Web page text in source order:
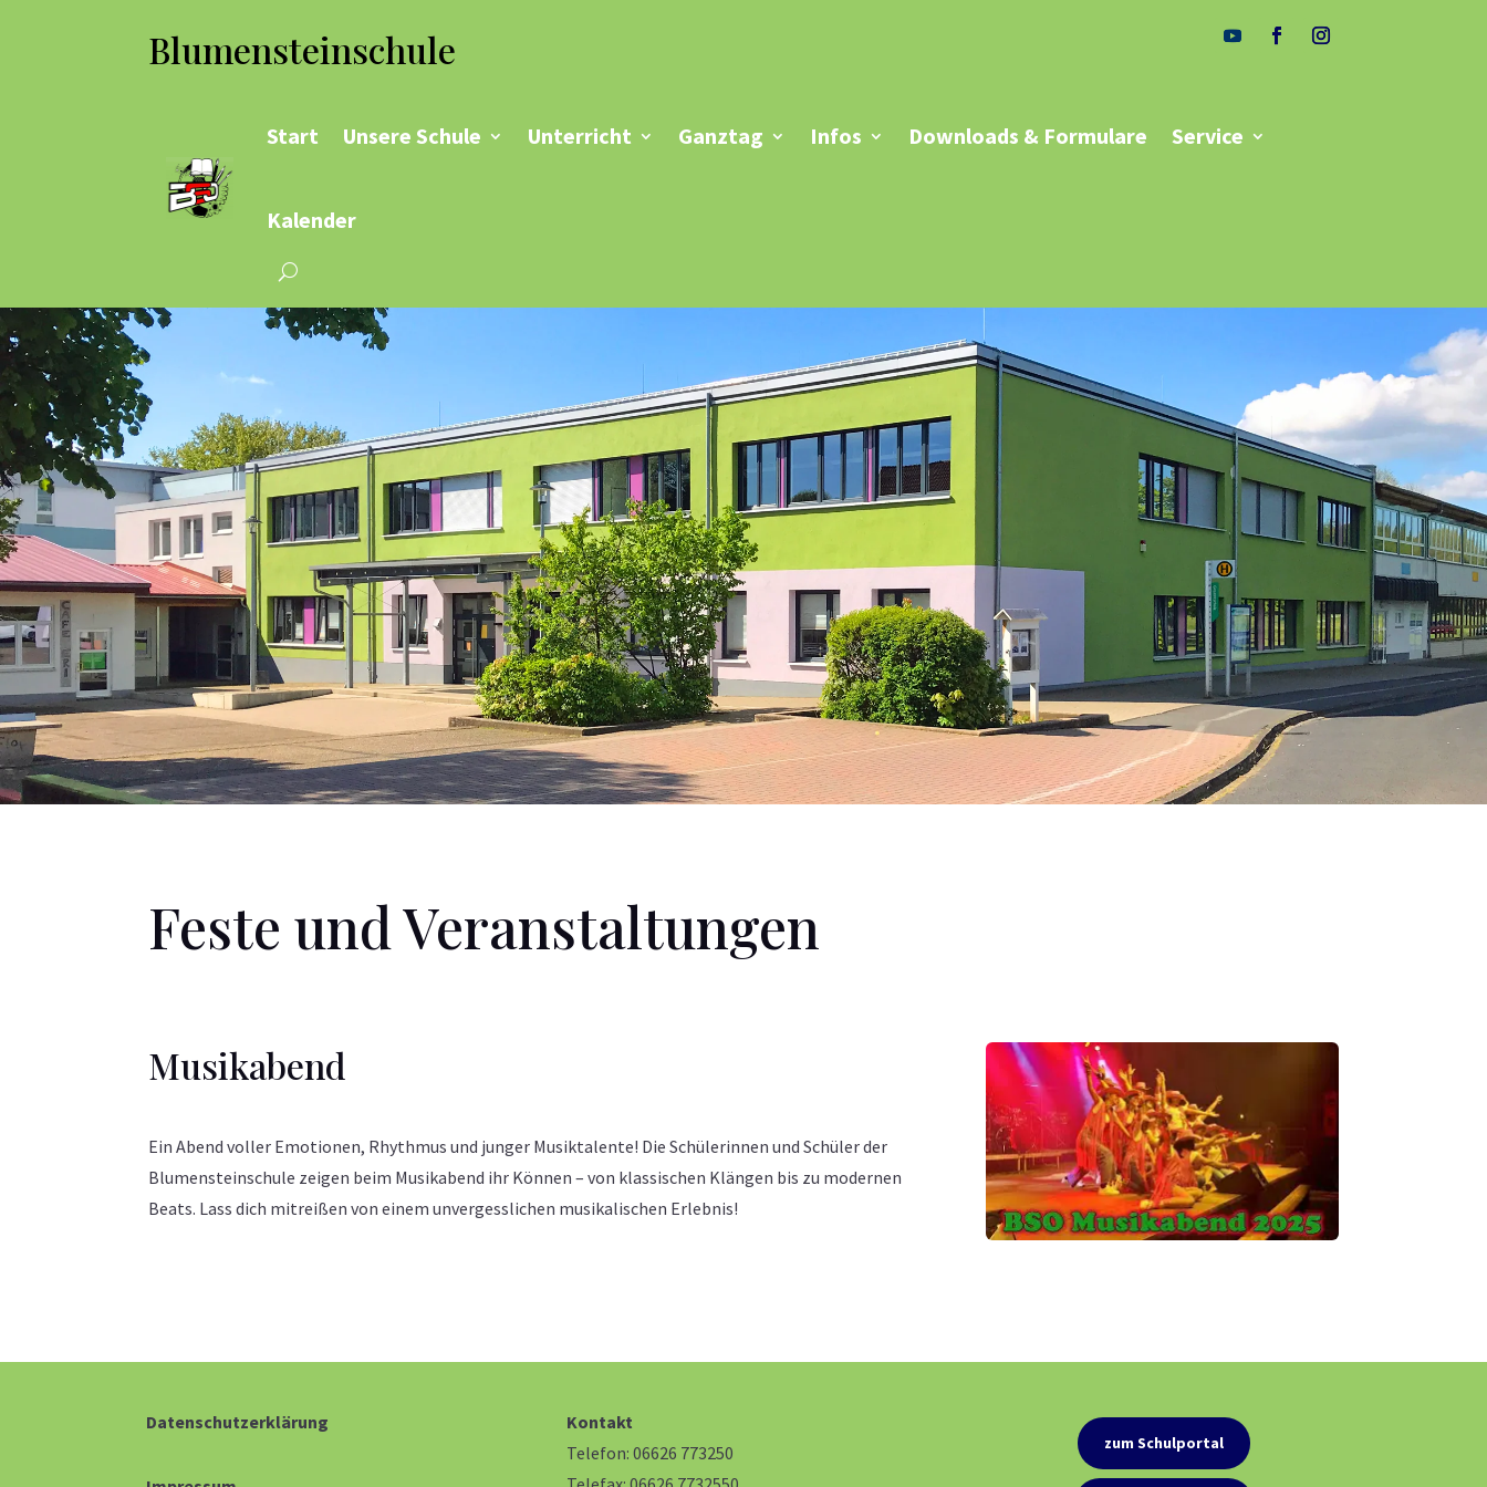
Blumensteinschule
Start Unsere Schule Unterricht Ganztag Infos Downloads & Formulare Service
Kalender
Feste und Veranstaltungen
Musikabend
Ein Abend voller Emotionen, Rhythmus und junger Musiktalente! Die Schülerinnen und Schüler der
Blumensteinschule zeigen beim Musikabend ihr Können – von klassischen Klängen bis zu modernen
Beats. Lass dich mitreißen von einem unvergesslichen musikalischen Erlebnis!
Datenschutzerklärung
Kontakt
Telefon: 06626 773250
zum Schulportal